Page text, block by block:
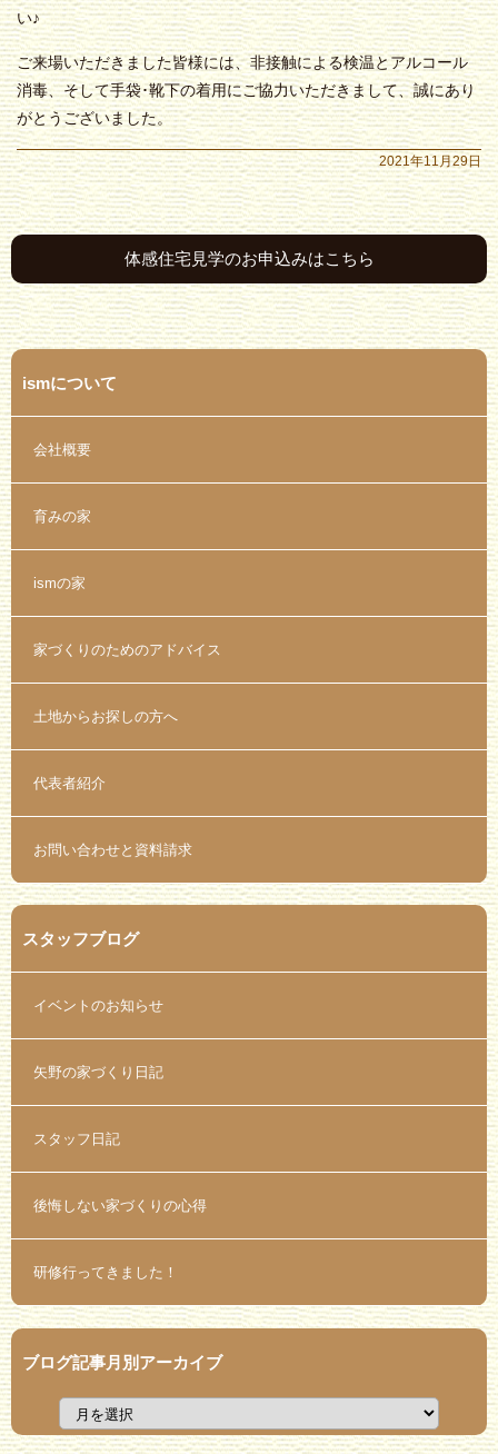
い♪
ご来場いただきました皆様には、非接触による検温とアルコール
消毒、そして手袋･靴下の着用にご協力いただきまして、誠にあり
がとうございました。
2021年11月29日
体感住宅見学のお申込みはこちら
ismについて
会社概要
育みの家
ismの家
家づくりのためのアドバイス
土地からお探しの方へ
代表者紹介
お問い合わせと資料請求
スタッフブログ
イベントのお知らせ
矢野の家づくり日記
スタッフ日記
後悔しない家づくりの心得
研修行ってきました！
ブログ記事月別アーカイブ